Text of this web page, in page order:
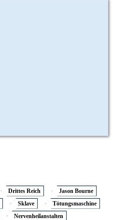
Drittes Reich
Jason Bourne
Sklave
Tötungsmaschine
Nervenheilanstalten